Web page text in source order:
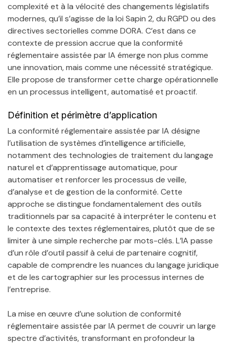
complexité et à la vélocité des changements législatifs
modernes, qu’il s’agisse de la loi Sapin 2, du RGPD ou des
directives sectorielles comme DORA. C’est dans ce
contexte de pression accrue que la conformité
réglementaire assistée par IA émerge non plus comme
une innovation, mais comme une nécessité stratégique.
Elle propose de transformer cette charge opérationnelle
en un processus intelligent, automatisé et proactif.
Définition et périmètre d’application
La conformité réglementaire assistée par IA désigne
l’utilisation de systèmes d’intelligence artificielle,
notamment des technologies de traitement du langage
naturel et d’apprentissage automatique, pour
automatiser et renforcer les processus de veille,
d’analyse et de gestion de la conformité. Cette
approche se distingue fondamentalement des outils
traditionnels par sa capacité à interpréter le contenu et
le contexte des textes réglementaires, plutôt que de se
limiter à une simple recherche par mots-clés. L’IA passe
d’un rôle d’outil passif à celui de partenaire cognitif,
capable de comprendre les nuances du langage juridique
et de les cartographier sur les processus internes de
l’entreprise.
La mise en œuvre d’une solution de conformité
réglementaire assistée par IA permet de couvrir un large
spectre d’activités, transformant en profondeur la